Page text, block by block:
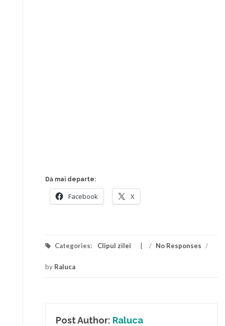
Dă mai departe:
Facebook X
Categories: Clipul zilei / No Responses /
by Raluca
Post Author: Raluca